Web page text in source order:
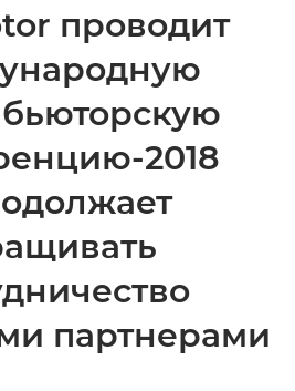
проводит
2018
партнерами